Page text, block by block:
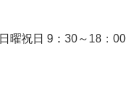
日曜祝日 9：30～18：00